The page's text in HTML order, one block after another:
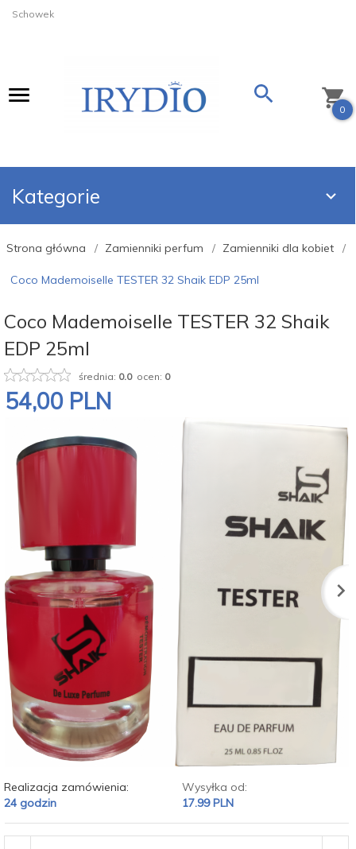
Schowek
0
Kategorie
Strona główna Zamienniki perfum Zamienniki dla kobiet
Coco Mademoiselle TESTER 32 Shaik EDP 25ml
Coco Mademoiselle TESTER 32 Shaik
EDP 25ml
średnia: 0.0ocen: 0
54,00 PLN
Realizacja zamówienia:
24 godzin
Wysyłka od:
17.99 PLN